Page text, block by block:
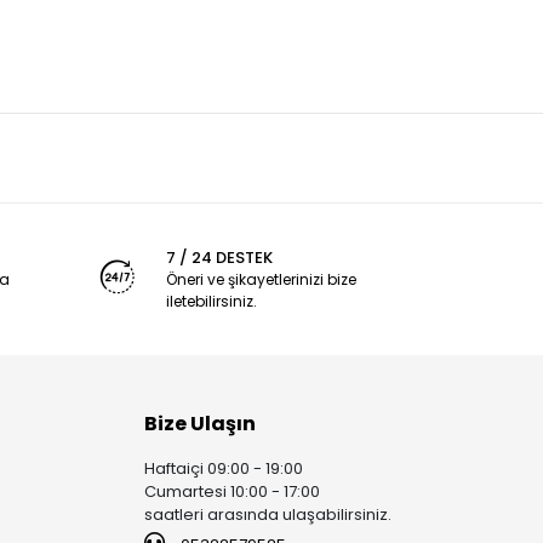
7 / 24 DESTEK
Öneri ve şikayetlerinizi bize
iletebilirsiniz.
Bize Ulaşın
Haftaiçi 09:00 - 19:00
Cumartesi 10:00 - 17:00
saatleri arasında ulaşabilirsiniz.